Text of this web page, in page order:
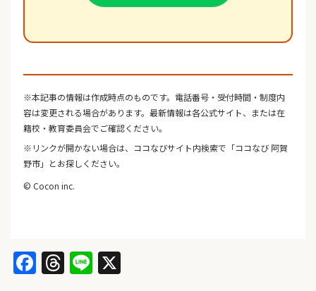
※本記事の情報は作成時点のものです。電話番号・受付時間・制度内
容は変更される場合があります。最新情報は各公式サイト、または在
籍校・教育委員会でご確認ください。
※リンクが開かない場合は、ココなびサイト内検索で「ココなび 阿賀
野市」とお探しください。
© Cocon inc.
Facebook
Threads
Line